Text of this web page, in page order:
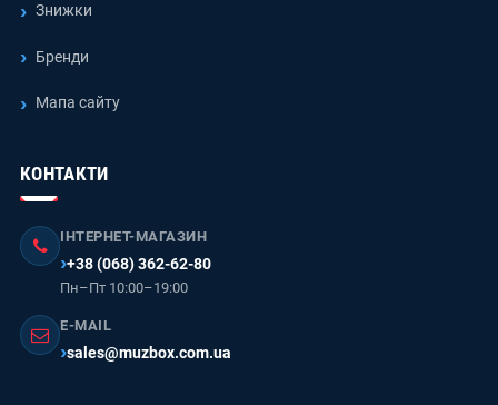
Знижки
Бренди
Мапа сайту
КОНТАКТИ
ІНТЕРНЕТ-МАГАЗИН
+38 (068) 362-62-80
Пн–Пт 10:00–19:00
E-MAIL
sales@muzbox.com.ua